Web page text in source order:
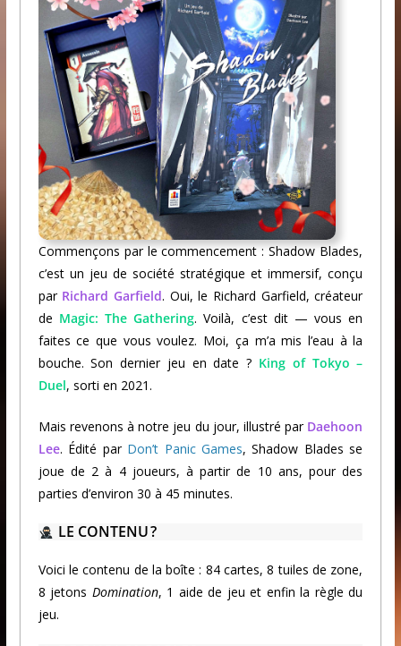
Commençons par le commencement : Shadow Blades,
c’est un jeu de société stratégique et immersif, conçu
par Richard Garfield. Oui, le Richard Garfield, créateur
de Magic: The Gathering. Voilà, c’est dit — vous en
faites ce que vous voulez. Moi, ça m’a mis l’eau à la
bouche. Son dernier jeu en date ? King of Tokyo –
Duel, sorti en 2021.
Mais revenons à notre jeu du jour, illustré par Daehoon
Lee. Édité par Don’t Panic Games, Shadow Blades se
joue de 2 à 4 joueurs, à partir de 10 ans, pour des
parties d’environ 30 à 45 minutes.
LE CONTENU ?
Voici le contenu de la boîte : 84 cartes, 8 tuiles de zone,
8 jetons Domination, 1 aide de jeu et enfin la règle du
jeu.